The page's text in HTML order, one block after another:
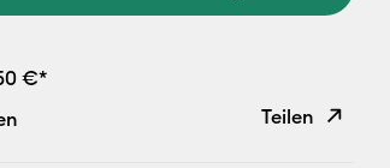
€*
Teilen